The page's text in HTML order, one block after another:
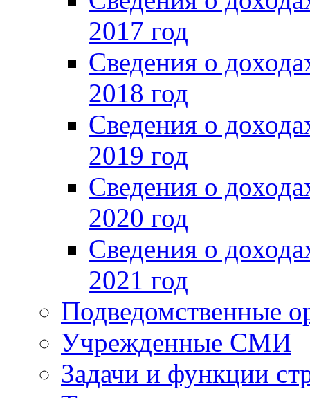
2017 год
Сведения о
2018 год
Сведения о
2019 год
Сведения о
2020 год
Сведения о
2021 год
Подведомственные
Учрежденные СМИ
Задачи и функции